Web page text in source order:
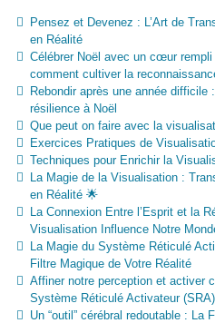
Pensez et Devenez : L’Art de
en Réalité
Célébrer Noël avec un cœur rempli
comment cultiver la
Rebondir après une année difficile
résilience à Noël
Que peut on faire avec la
Exercices Pratiques de
Techniques pour Enrichir la
La Magie de la Visualisation :
en Réalité 🌟
La Connexion Entre l’Esprit et la
Visualisation Influence Notre
La Magie du Système Réticulé
Filtre Magique de Votre Réalité
Affiner notre perception et activer
Système Réticulé Activateur (SRA)
Un “outil” cérébral redoutable : La